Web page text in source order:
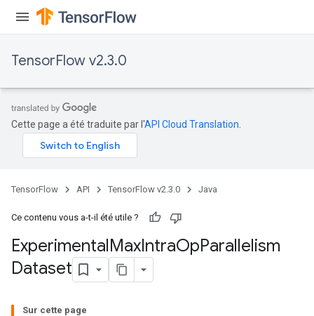
TensorFlow v2.3.0
Cette page a été traduite par l'API Cloud Translation
TensorFlow API TensorFlow v2.3.0 Java
Ce contenu vous a-t-il été utile ?
ExperimentalMaxIntraOpParallelism
Dataset
Sur cette page